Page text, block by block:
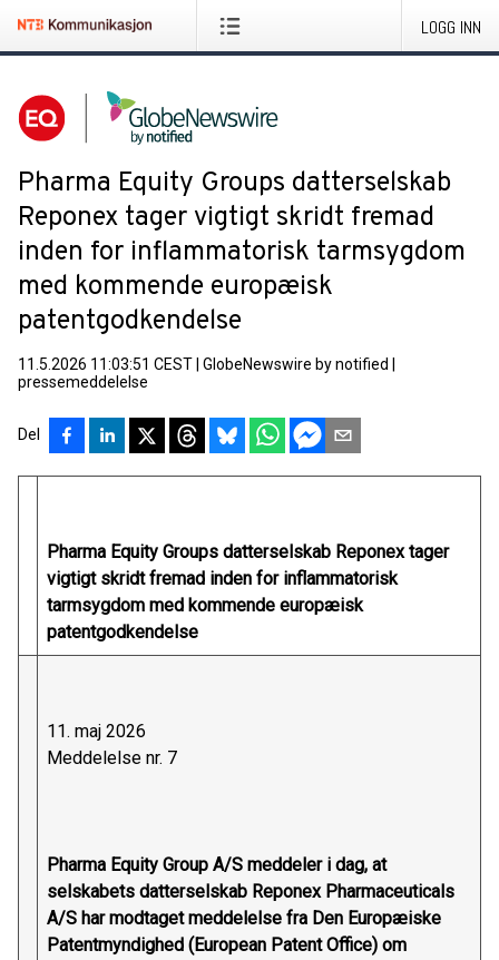
LOGG INN
Pharma Equity Groups datterselskab
Reponex tager vigtigt skridt fremad
inden for inflammatorisk tarmsygdom
med kommende europæisk
patentgodkendelse
11.5.2026 11:03:51 CEST GlobeNewswire by notified
pressemeddelelse
Del
Pharma Equity Groups datterselskab Reponex tager
vigtigt skridt fremad inden for inflammatorisk
tarmsygdom med kommende europæisk
patentgodkendelse
11. maj 2026
Meddelelse nr. 7
Pharma Equity Group A/S meddeler i dag, at
selskabets datterselskab Reponex Pharmaceuticals
A/S har modtaget meddelelse fra Den Europæiske
Patentmyndighed (European Patent Office) om